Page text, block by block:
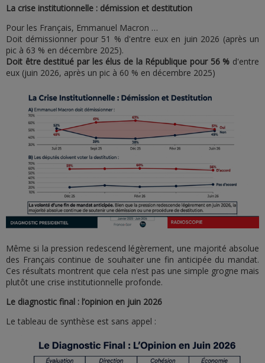
La crise institutionnelle : démission et destitution
Pour les Français, Emmanuel Macron …
Doit démissionner pour 51 % d'entre eux en juin 2026 (après un
pic à 63 % en décembre 2025).
Doit être destitué par les élus de la République pour 56 % d'entre
eux (juin 2026, après un pic à 60 % en décembre 2025)
Même si la pression redescend légèrement, une majorité absolue
des Français continue de souhaiter une fin anticipée du mandat.
Ces résultats montrent que cela n’est pas une simple grogne mais
plutôt une crise institutionnelle profonde.
Le diagnostic final : l’opinion en juin 2026
Le tableau de synthèse est sans appel :